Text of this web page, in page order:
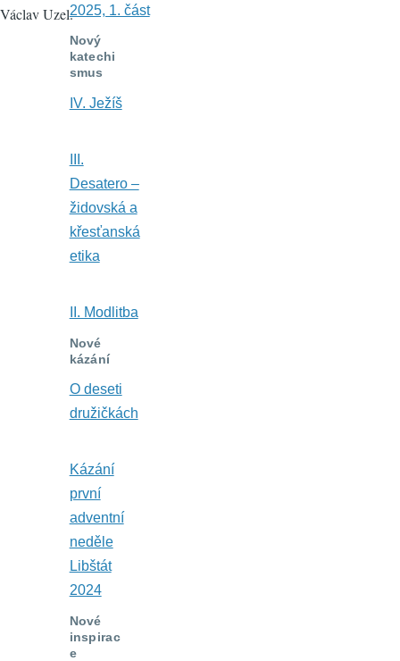
Václav Uzel.2025, 1. část
Nový
katechi
smus
IV. Ježíš
III.
Desatero –
židovská a
křesťanská
etika
II. Modlitba
Nové
kázání
O deseti
družičkách
Kázání
první
adventní
neděle
Libštát
2024
Nové
inspirac
e